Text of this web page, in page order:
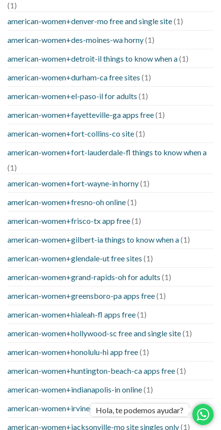
(1)
american-women+denver-mo free and single site(1)
american-women+des-moines-wa horny(1)
american-women+detroit-il things to know when a(1)
american-women+durham-ca free sites (1)
american-women+el-paso-il for adults (1)
american-women+fayetteville-ga apps free(1)
american-women+fort-collins-co site(1)
american-women+fort-lauderdale-fl things to know when a
(1)
american-women+fort-wayne-in horny(1)
american-women+fresno-oh online(1)
american-women+frisco-tx app free(1)
american-women+gilbert-ia things to know when a(1)
american-women+glendale-ut free sites (1)
american-women+grand-rapids-oh for adults (1)
american-women+greensboro-pa apps free(1)
american-women+hialeah-fl apps free(1)
american-women+hollywood-sc free and single site(1)
american-women+honolulu-hi app free(1)
american-women+huntington-beach-ca apps free(1)
american-women+indianapolis-in online(1)
american-women+irvine-ca free and single site(1)
american-women+jacksonville-mo site singles only(1)
Hola, te podemos ayudar?